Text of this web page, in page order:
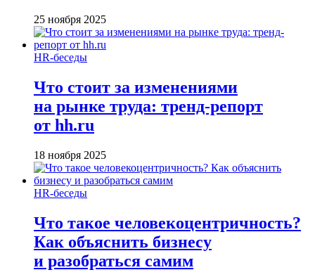
25 ноября 2025
HR-беседы
Что стоит за изменениями
на рынке труда: тренд-репорт
от hh.ru
18 ноября 2025
HR-беседы
Что такое человеко­центричность?
Как объяснить бизнесу
и разобраться самим